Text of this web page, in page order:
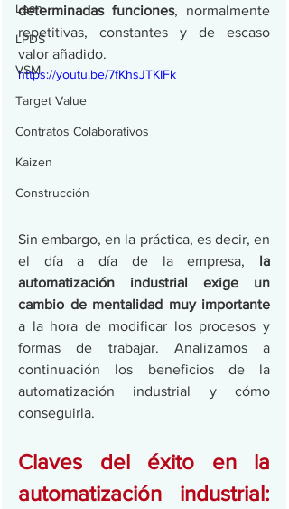
Lean
LPDS
VSM
Target Value
Contratos Colaborativos
Kaizen
Construcción
determinadas funciones, normalmente
repetitivas, constantes y de escaso
valor añadido.
https://youtu.be/7fKhsJTKIFk
Sin embargo, en la práctica, es decir, en
el día a día de la empresa, la
automatización industrial exige un
a la hora de modificar los procesos y
formas de trabajar. Analizamos a
continuación los beneficios de la
automatización industrial y cómo
conseguirla.
Claves del éxito en la
automatización industrial: